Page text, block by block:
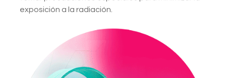
exposición a la radiación.